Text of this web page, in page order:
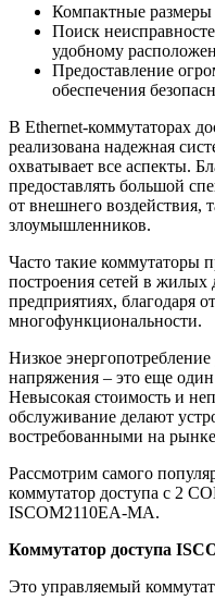
Компактные размеры
Поиск
удобному
Предоставление
обеспечения
В Ethernet-коммутаторах
реализована надежная
охватывает все аспекты.
предоставлять большой
от внешнего воздействия,
злоумышленников.
Часто такие коммутаторы
построения сетей в
предприятиях, благодаря
многофункциональности.
Низкое
напряжения – это еще
Невысокая стоимость и
обслуживание делают
востребованными на
Рассмотрим самого
коммутатор доступа с 2
ISCOM2110EA-MA.
Коммутатор доступа
Это управляемый